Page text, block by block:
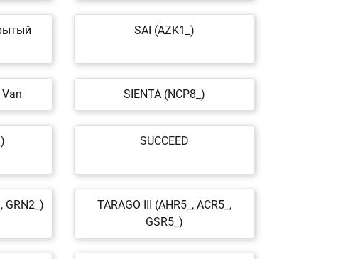
SAI (AZK1_)
SIENTA (NCP8_)
SUCCEED
GRN2_)
TARAGO III (AHR5_, ACR5_,
GSR5_)